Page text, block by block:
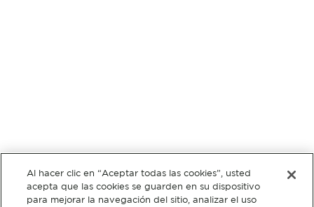
Al hacer clic en “Aceptar todas las cookies”, usted
acepta que las cookies se guarden en su dispositivo
para mejorar la navegación del sitio, analizar el uso